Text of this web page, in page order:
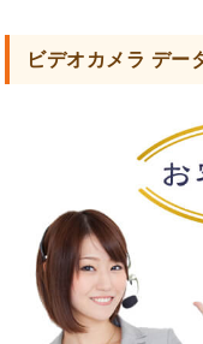
ビデオカメラ デー